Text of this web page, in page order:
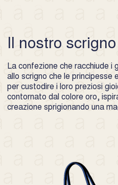
accidentali- utilizzo
laboratori ovvero ad
Il nostro scrigno
La confezione che racchiude i
allo scrigno che le principesse
per custodire i loro preziosi
contornato dal colore oro,
creazione sprigionando una